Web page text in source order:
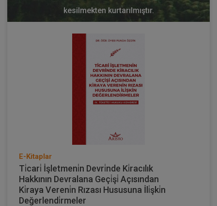
kesilmekten kurtarılmıştır.
E-Kitaplar
Ti̇cari̇ İşletmeni̇n Devri̇nde Ki̇racılık
Hakkının Devralana Geçi̇şi̇ Açısından
Ki̇raya Vereni̇n Rızası Hususuna İli̇şki̇n
Değerlendi̇rmeler